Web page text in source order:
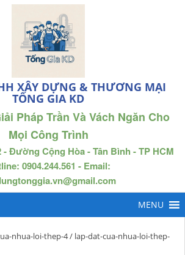
XÂY DỰNG & THƯƠNG MẠI
TỐNG GIA KD
Pháp Trần Và Vách Ngăn Cho
Mọi Công Trình
- Đường Cộng Hòa - Tân Bình - TP HCM
0904.244.561 - Email:
nhua-loi-thep-4/ lap-dat-cua-nhua-loi-thep-